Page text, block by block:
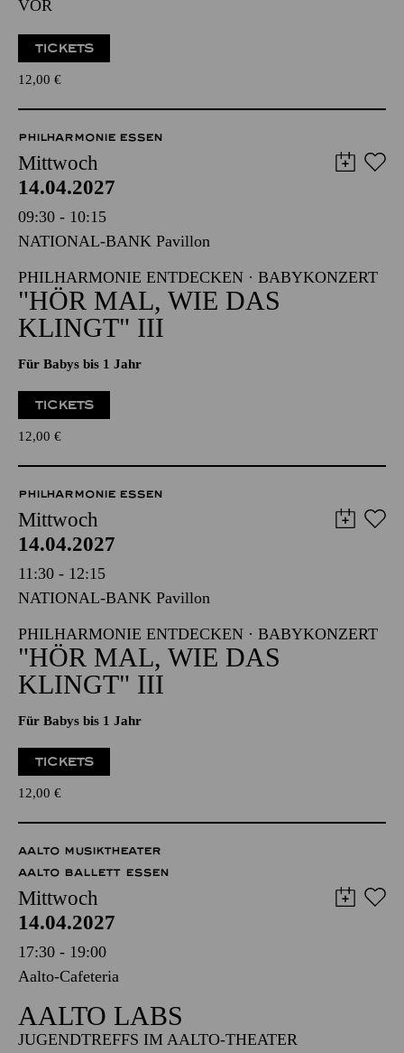
BLAUE STUNDE
DAS MUSIKTHEATERENSEMBLE STELLT SICH
VOR
12,00€
PHILHARMONIE ESSEN
Mittwoch
14.04.2027
09:30 - 10:15
NATIONAL-BANK Pavillon
PHILHARMONIE ENTDECKEN · BABYKONZERT
"HÖR MAL, WIE DAS
Für Babys bis 1 Jahr
12,00€
PHILHARMONIE ESSEN
Mittwoch
14.04.2027
11:30 - 12:15
NATIONAL-BANK Pavillon
PHILHARMONIE ENTDECKEN · BABYKONZERT
"HÖR MAL, WIE DAS
Für Babys bis 1 Jahr
12,00€
AALTO MUSIKTHEATER
AALTO BALLETT ESSEN
Mittwoch
14.04.2027
17:30 - 19:00
Aalto-Cafeteria